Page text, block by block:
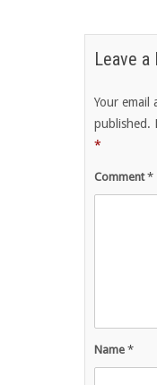
Leave a
Your email
published.
*
Comment*
Name *